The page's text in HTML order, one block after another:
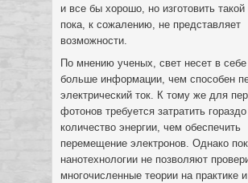
и все бы хорошо, но изготовить такой
пока, к сожалению, не представляет
возможности.
По мнению ученых, свет несет в себе
больше информации, чем способен
электрический ток. К тому же для
фотонов требуется затратить
количество энергии, чем обеспечить
перемещение электронов. Однако
нанотехнологии не позволяют
многочисленные теории на практике и